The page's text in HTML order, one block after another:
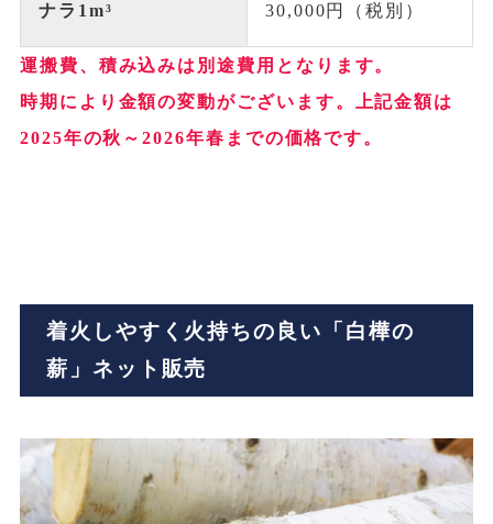
メールでのお問合せ
ナラ1m³ 30,000円（税別）
運搬費、積み込みは別途費用となります。
時期により金額の変動がございます。上記金額は
2025年の秋～2026年春までの価格です。
着火しやすく火持ちの良い「白樺の
薪」ネット販売